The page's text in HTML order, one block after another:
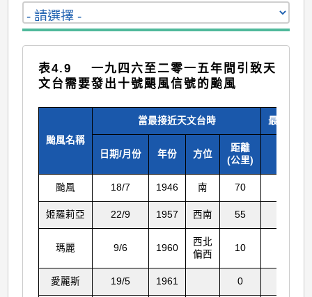
表4.9 一九四六至二零一五年間引致天
文台需要發出十號颶風信號的颱風
颱風名稱
當最接近天文台時 最低平均
日期/月份 年份 方位
距離
(公里)
颱風 18/7 1946 南 70
姬羅莉亞 22/9 1957 西南 55
瑪麗 9/6 1960
西北
偏西
10
愛麗斯 19/5 1961 0